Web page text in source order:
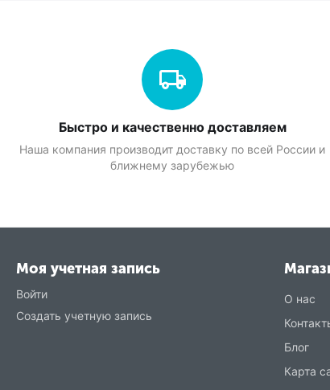
Быстро и качественно доставляем
Наша компания производит доставку по всей России и
ближнему зарубежью
Моя учетная запись
Войти
Создать учетную запись
О нас
Блог
Карта